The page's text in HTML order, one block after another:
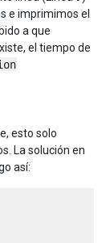
e imprimimos el
a que
el tiempo de
esto solo
La solución en
así: